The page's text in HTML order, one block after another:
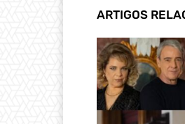
ARTIGOS